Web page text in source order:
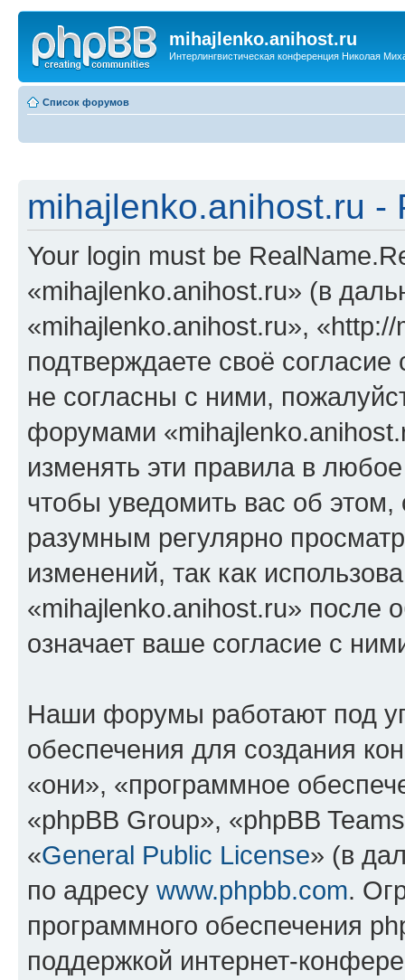
mihajlenko.anihost.ru
Интерлингвистическая конференция Николая
Список форумов
mihajlenko.anihost.ru -
Your login must be
«mihajlenko.anihost.ru» (в
«mihajlenko.anihost.ru»,
подтверждаете своё
не согласны с ними,
форумами
изменять эти правила в
чтобы уведомить вас об
разумным регулярно
изменений, так как
«mihajlenko.anihost.ru» после
означает ваше согласие с
Наши форумы работают под
обеспечения для создания
«они», «программное
«phpBB Group», «phpBB
«General Public License» (в
по адресу www.phpbb.com.
программного обеспечения
поддержкой интернет-